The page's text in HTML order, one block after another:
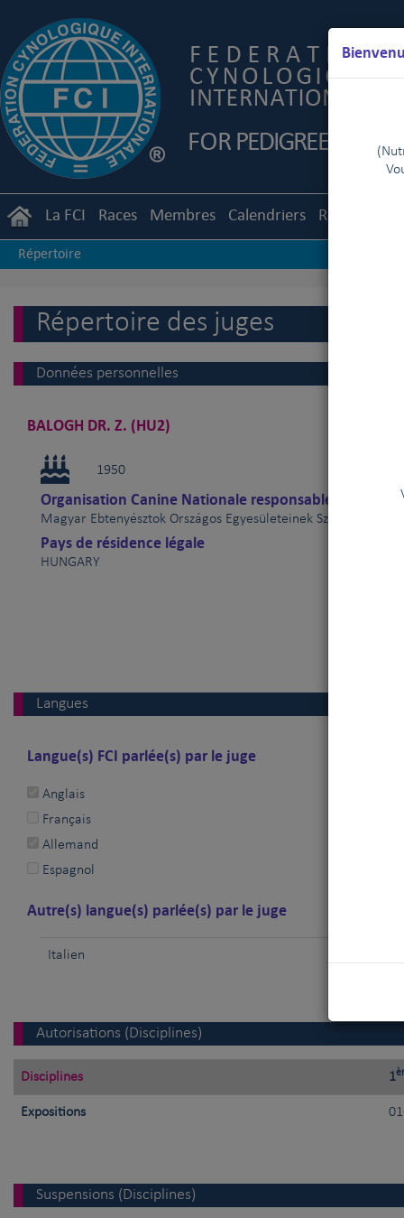
Vous
La FCI Races Membres Calendriers Règlements
Répertoire
Répertoire des juges
Données personnelles
BALOGH DR. Z. (HU2)
1950
Organisation Canine Nationale responsable
Magyar Ebtenyésztok Országos Egyesületeinek Szövetsége
Pays de résidence légale
HUNGARY
Langues
Langue(s) FCI parlée(s) par le juge
Anglais
Français
Allemand
Espagnol
Autre(s) langue(s) parlée(s) par le juge
Italien
Autorisations (Disciplines)
Disciplines 1
Expositions
Suspensions (Disciplines)